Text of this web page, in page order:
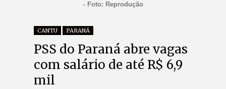
- Foto: Reprodução
CANTU PARANÁ
PSS do Paraná abre vagas
com salário de até R$ 6,9
mil